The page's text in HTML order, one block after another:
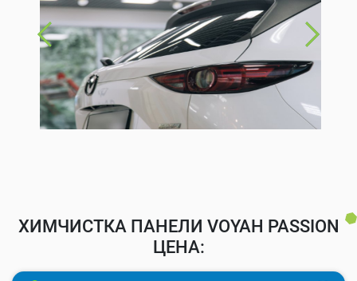
ХИМЧИСТКА ПАНЕЛИ VOYAH PASSION
ЦЕНА: